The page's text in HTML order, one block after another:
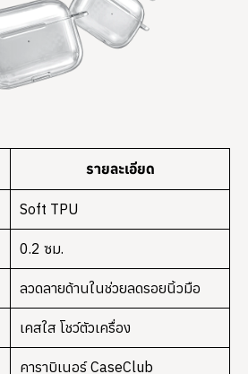
รายละเอียด
Soft TPU
0.2 ซม.
ลวดลายด้านในช่วยลดรอยนิ้วมือ
เคสใส โชว์ตัวเครื่อง
คาราบิเนอร์ CaseClub